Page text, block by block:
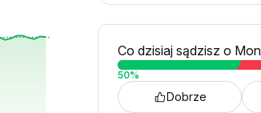
Co dzisiaj sądzisz o
50%
Dobrze